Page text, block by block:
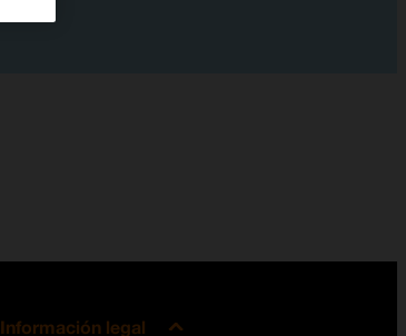
Información legal